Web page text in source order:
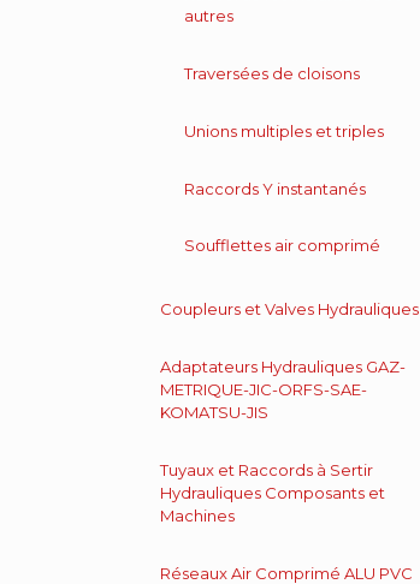
autres
Traversées de cloisons
Unions multiples et triples
Raccords Y instantanés
Soufflettes air comprimé
Coupleurs et Valves Hydrauliques
Adaptateurs Hydrauliques GAZ-
METRIQUE-JIC-ORFS-SAE-
KOMATSU-JIS
Tuyaux et Raccords à Sertir
Hydrauliques Composants et
Machines
Réseaux Air Comprimé ALU PVC